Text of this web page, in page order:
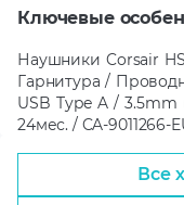
Ключевые
Наушники Corsair
Гарнитура /
USB Type A /
24мес. / CA-9011266-
Все